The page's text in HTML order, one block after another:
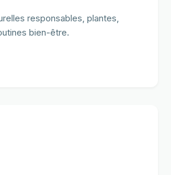
responsables, plantes,
bien-être.